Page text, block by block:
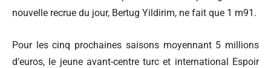
nouvelle recrue du jour, Bertug Yildirim, ne fait que 1 m91.
Pour les cinq prochaines saisons moyennant 5 millions
d’euros, le jeune avant-centre turc et international Espoir